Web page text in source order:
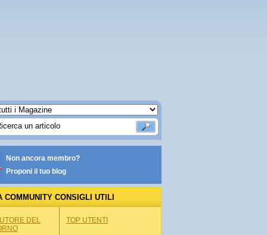
Non ancora membro?
Proponi il tuo blog
COMMUNITY CONSIGLI UTILI
DEL
TOP UTENTI